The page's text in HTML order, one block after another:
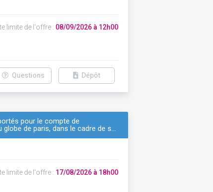
limite de l'offre : 08/09/2026 à 12h00
Questions Dépôt
pour le compte de
de paris, dans le cadre de s…
limite de l'offre : 17/08/2026 à 18h00